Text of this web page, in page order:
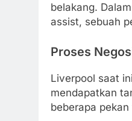
belakang.
assist, sebuah
Proses
Liverpool saat
mendapatkan
beberapa